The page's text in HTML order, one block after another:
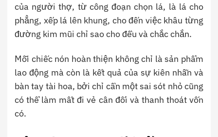
của người thợ, từ công đoạn chọn lá, là lá cho
phẳng, xếp lá lên khung, cho đến việc khâu từng
đường kim mũi chỉ sao cho đều và chắc chắn.
Mỗi chiếc nón hoàn thiện không chỉ là sản phẩm
lao động mà còn là kết quả của sự kiên nhẫn và
bàn tay tài hoa, bởi chỉ cần một sai sót nhỏ cũng
có thể làm mất đi vẻ cân đối và thanh thoát vốn
có.